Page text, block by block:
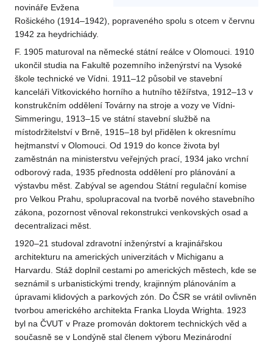
novináře Evžena
Rošického (1914–1942), popraveného spolu s otcem v červnu
1942 za heydrichiády.
F. 1905 maturoval na německé státní reálce v Olomouci. 1910
ukončil studia na Fakultě pozemního inženýrství na Vysoké
škole technické ve Vídni. 1911–12 působil ve stavební
kanceláři Vítkovického horního a hutního těžířstva, 1912–13 v
konstrukčním oddělení Továrny na stroje a vozy ve Vídni-
Simmeringu, 1913–15 ve státní stavební službě na
místodržitelství v Brně, 1915–18 byl přidělen k okresnímu
hejtmanství v Olomouci. Od 1919 do konce života byl
zaměstnán na ministerstvu veřejných prací, 1934 jako vrchní
odborový rada, 1935 přednosta oddělení pro plánování a
výstavbu měst. Zabýval se agendou Státní regulační komise
pro Velkou Prahu, spolupracoval na tvorbě nového stavebního
zákona, pozornost věnoval rekonstrukci venkovských osad a
decentralizaci měst.
1920–21 studoval zdravotní inženýrství a krajinářskou
architekturu na amerických univerzitách v Michiganu a
Harvardu. Stáž doplnil cestami po amerických městech, kde se
seznámil s urbanistickými trendy, krajinným plánováním a
úpravami klidových a parkových zón. Do ČSR se vrátil ovlivněn
tvorbou amerického architekta Franka Lloyda Wrighta. 1923
byl na ČVUT v Praze promován doktorem technických věd a
současně se v Londýně stal členem výboru Mezinárodní